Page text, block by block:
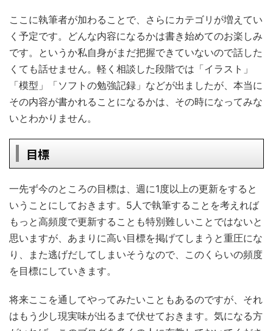
ここに執筆者が加わることで、さらにカテゴリが増えてい
く予定です。どんな内容になるかは書き始めてのお楽しみ
です。というか私自身がまだ把握できていないので話した
くても話せません。軽く相談した段階では「イラスト」
「模型」「ソフトの勉強記録」などが出ましたが、本当に
その内容が書かれることになるかは、その時になってみな
いとわかりません。
目標
一先ず今のところの目標は、週に1度以上の更新をすると
いうことにしておきます。5人で執筆することを考えれば
もっと高頻度で更新することも特別難しいことではないと
思いますが、あまりに高い目標を掲げてしまうと重圧にな
り、また逃げだしてしまいそうなので、このくらいの頻度
を目標にしていきます。
将来ここを通してやってみたいこともあるのですが、それ
はもう少し現実味が出るまで伏せておきます。気になる方